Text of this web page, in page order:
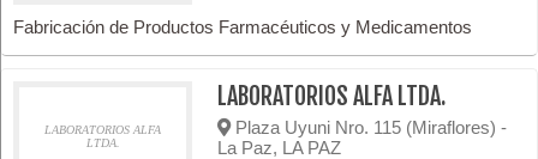
Fabricación de Productos Farmacéuticos y Medicamentos
LABORATORIOS ALFA
LTDA.
LABORATORIOS ALFA LTDA.
Plaza Uyuni Nro. 115 (Miraflores) -
La Paz, LA PAZ